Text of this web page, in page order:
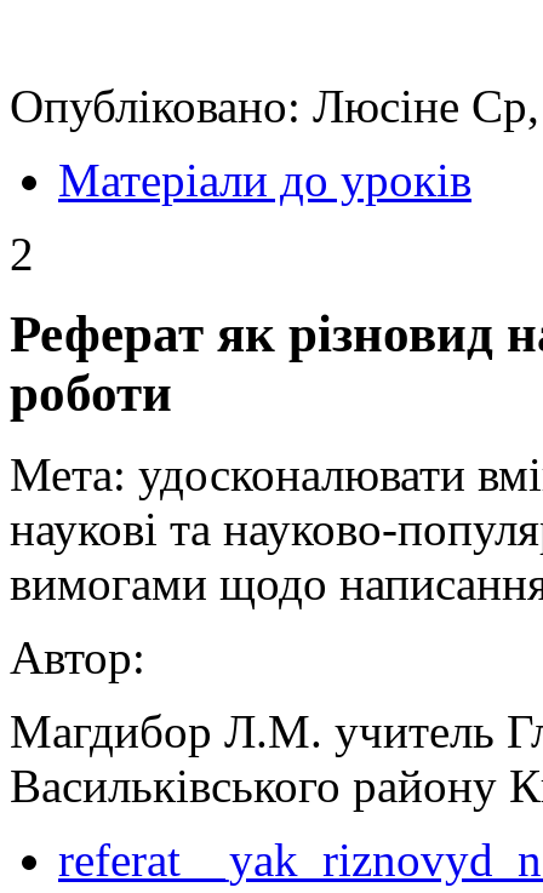
Опубліковано: Люсіне
Матеріали до уроків
2
Реферат як різновид
роботи
Мета: удосконалювати
наукові та науково-
вимогами щодо
Автор:
Магдибор Л.М. учитель
Васильківського району